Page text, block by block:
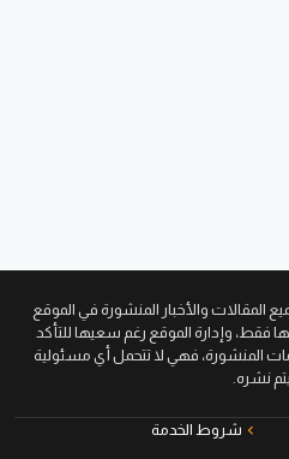
المقالات والأخبار المنشورة في الموقع
فقط، وإدارة الموقع رغم سعيها للتأكد
المنشورة، فهي لا تتحمل أي مسئولية
يتم نشره.
شروط الخدمة